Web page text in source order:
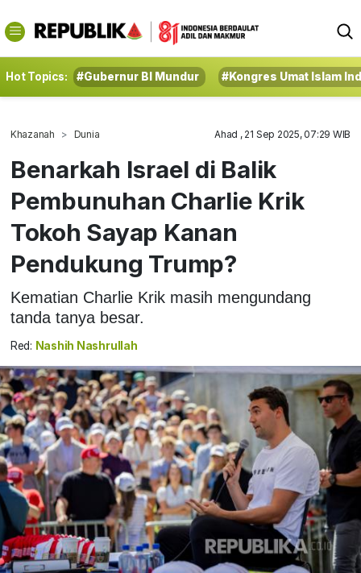
Hot Topics: #Gubernur BI Mundur #Kongres Umat Islam
Khazanah Dunia Ahad , 21 Sep 2025, 07:29 WIB
Benarkah Israel di Balik
Pembunuhan Charlie Krik
Tokoh Sayap Kanan
Pendukung Trump?
Kematian Charlie Krik masih mengundang
tanda tanya besar.
Red: Nashih Nashrullah